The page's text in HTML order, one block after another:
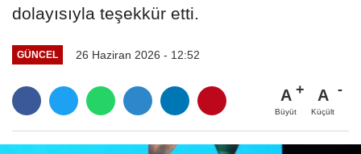
dolayısıyla teşekkür etti.
GÜNCEL 26 Haziran 2026 - 12:52
A
Büyüt
A
Küçült